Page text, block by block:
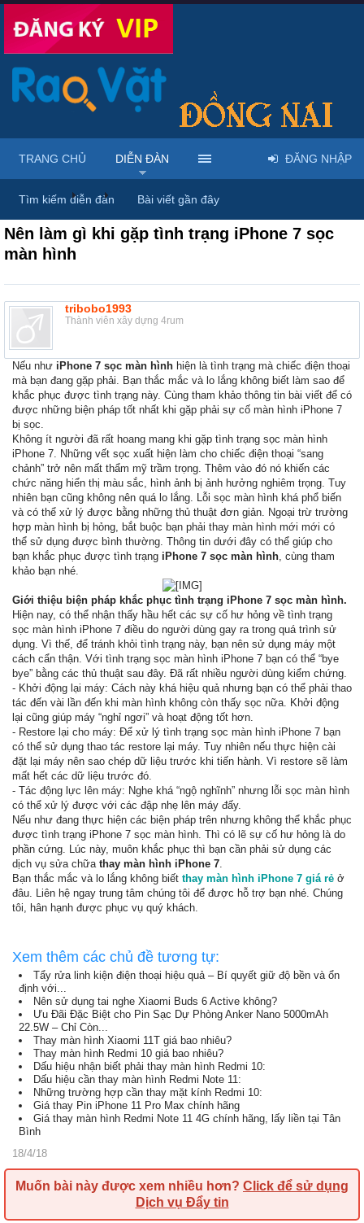
Diễn đàn ... Linh kiện & dịch vụ điện thoại
Nên làm gì khi gặp tình trạng iPhone 7 sọc
màn hình
tribobo1993
Thành viên xây dựng 4rum
Nếu như iPhone 7 sọc màn hình hiện là tình trạng mà chiếc điện thoại
mà bạn đang gặp phải. Bạn thắc mắc và lo lắng không biết làm sao để
khắc phục được tình trạng này. Cùng tham khảo thông tin bài viết để có
được những biện pháp tốt nhất khi gặp phải sự cố màn hình iPhone 7
bị sọc.
Không ít người đã rất hoang mang khi gặp tình trạng sọc màn hình
iPhone 7. Những vết sọc xuất hiện làm cho chiếc điện thoại “sang
chảnh” trở nên mất thẩm mỹ trầm trọng. Thêm vào đó nó khiến các
chức năng hiển thị màu sắc, hình ảnh bị ảnh hưởng nghiêm trọng. Tuy
nhiên bạn cũng không nên quá lo lắng. Lỗi sọc màn hình khá phổ biến
và có thể xử lý được bằng những thủ thuật đơn giản. Ngoại trừ trường
hợp màn hình bị hỏng, bắt buộc bạn phải thay màn hình mới mới có
thể sử dụng được bình thường. Thông tin dưới đây có thể giúp cho
bạn khắc phục được tình trạng iPhone 7 sọc màn hình, cùng tham
khảo bạn nhé.
Giới thiệu biện pháp khắc phục tình trạng iPhone 7 sọc màn hình.
Hiện nay, có thể nhận thấy hầu hết các sự cố hư hỏng về tình trạng
sọc màn hình iPhone 7 điều do người dùng gay ra trong quá trình sử
dụng. Vì thế, để tránh khỏi tình trạng này, bạn nên sử dụng máy một
cách cẩn thận. Với tình trạng sọc màn hình iPhone 7 bạn có thể “bye
bye” bằng các thủ thuật sau đây. Đã rất nhiều người dùng kiểm chứng.
- Khởi động lại máy: Cách này khá hiệu quả nhưng bạn có thể phải thao
tác đến vài lần đến khi màn hình không còn thấy sọc nữa. Khởi động
lại cũng giúp máy “nghỉ ngơi” và hoạt động tốt hơn.
- Restore lại cho máy: Để xử lý tình trạng sọc màn hình iPhone 7 bạn
có thể sử dụng thao tác restore lại máy. Tuy nhiên nếu thực hiện cài
đặt lại máy nên sao chép dữ liệu trước khi tiến hành. Vì restore sẽ làm
mất hết các dữ liệu trước đó.
- Tác động lực lên máy: Nghe khá “ngộ nghĩnh” nhưng lỗi sọc màn hình
có thể xử lý được với các đập nhẹ lên máy đấy.
Nếu như đang thực hiện các biện pháp trên nhưng không thể khắc phục
được tình trạng iPhone 7 sọc màn hình. Thì có lẽ sự cố hư hỏng là do
phần cứng. Lúc này, muôn khắc phục thì bạn cần phải sử dụng các
dịch vụ sửa chữa thay màn hình iPhone 7.
Bạn thắc mắc và lo lắng không biết thay màn hình iPhone 7 giá rẻ ở
đâu. Liên hệ ngay trung tâm chúng tôi để được hỗ trợ bạn nhé. Chúng
tôi, hân hạnh được phục vụ quý khách.
Xem thêm các chủ đề tương tự:
Tẩy rửa linh kiện điện thoại hiệu quả – Bí quyết giữ độ bền và ổn
định với...
Nên sử dụng tai nghe Xiaomi Buds 6 Active không?
Ưu Đãi Đặc Biệt cho Pin Sạc Dự Phòng Anker Nano 5000mAh
22.5W – Chỉ Còn...
Thay màn hình Xiaomi 11T giá bao nhiêu?
Thay màn hình Redmi 10 giá bao nhiêu?
Dấu hiệu nhận biết phải thay màn hình Redmi 10:
Dấu hiệu cần thay màn hình Redmi Note 11:
Những trường hợp cần thay mặt kính Redmi 10:
Giá thay Pin iPhone 11 Pro Max chính hãng
Giá thay màn hình Redmi Note 11 4G chính hãng, lấy liền tại Tân
Bình
18/4/18
Muốn bài này được xem nhiều hơn? Click để sử dụng
Dịch vụ Đẩy tin
TRANG CHỦ DIỄN ĐÀN
Tìm kiếm diễn đàn Bài viết gần đây
ĐĂNG NHẬP